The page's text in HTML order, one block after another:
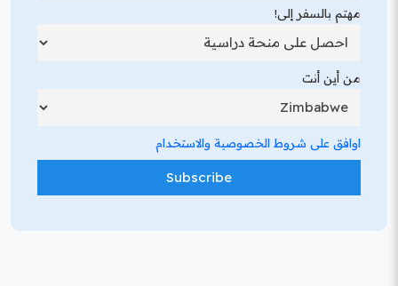
مهتم بالسفر إلى!
من أين أنت
اوافق على شروط الخصوصية والاستخدام